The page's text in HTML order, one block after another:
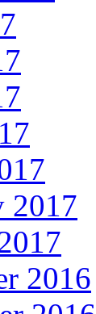
2017
2016